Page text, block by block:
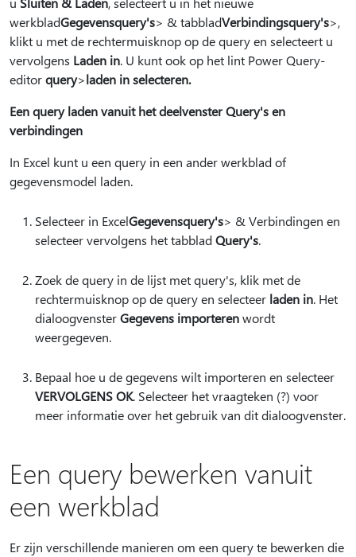
werkbladGegevensquery's> & tabbladVerbindingsquery's>,
klikt u met de rechtermuisknop op de query en selecteert u
vervolgens Laden in. U kunt ook op het lint Power Query-
editorquery>laden in selecteren.
Een query laden vanuit het deelvenster Query's en
verbindingen
In Excel kunt u een query in een ander werkblad of
gegevensmodel laden.
Selecteer in ExcelGegevensquery's> & Verbindingen en
selecteer vervolgens het tabbladQuery's.
Zoek de query in de lijst met query's, klik met de
rechtermuisknop op de query en selecteer laden in. Het
dialoogvensterGegevens importerenwordt
weergegeven.
Bepaal hoe u de gegevens wilt importeren en selecteer
VERVOLGENS OK. Selecteer het vraagteken (?) voor
meer informatie over het gebruik van dit dialoogvenster.
Een query bewerken vanuit
een werkblad
Er zijn verschillende manieren om een query te bewerken die